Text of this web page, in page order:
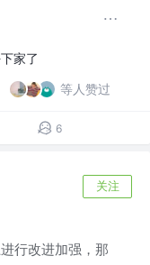
家了
等人赞过
6
关注
行改进加强，那